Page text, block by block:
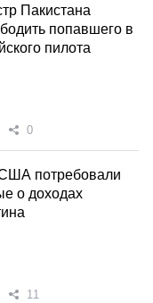
Пакистана
попавшего в
пилота
0
потребовали
о доходах
11